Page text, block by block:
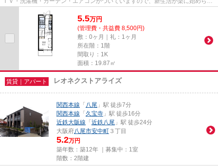
5.5万円
(管理費・共益費 8,500円)
敷：0ヶ月｜礼：1ヶ月
所在階：1階
間取り：1K
面積：19.87㎡
賃貸｜アパート レオネクストアライズ
関西本線 「 八尾 」駅 徒歩7分
関西本線 「 久宝寺 」駅 徒歩16分
近鉄大阪線 「 近鉄八尾 」駅 徒歩24分
大阪府八尾市安中町 ３丁目
5.2万円
築年数：築12年 ｜募集中： 1室
階数：2階建